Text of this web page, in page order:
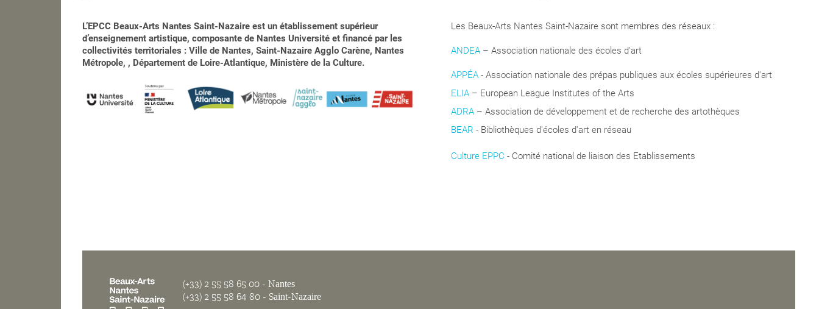
L’EPCC Beaux-Arts Nantes Saint-Nazaire est un établissement supérieur
d’enseignement artistique, composante de Nantes Université et financé par les
collectivités territoriales : Ville de Nantes, Saint-Nazaire Agglo Carène, Nantes
Métropole, , Département de Loire-Atlantique, Ministère de la Culture.
Les Beaux-Arts Nantes Saint-Nazaire sont membres des réseaux :
ANDEA – Association nationale des écoles d'art
APPÉA - Association nationale des prépas publiques aux écoles supérieures d'art
ELIA – European League Institutes of the Arts
ADRA – Association de développement et de recherche des artothèques
BEAR - Bibliothèques d'écoles d'art en réseau
Culture EPPC - Comité national de liaison des Etablissements
(+33) 2 55 58 65 00 - Nantes
(+33) 2 55 58 64 80 - Saint-Nazaire